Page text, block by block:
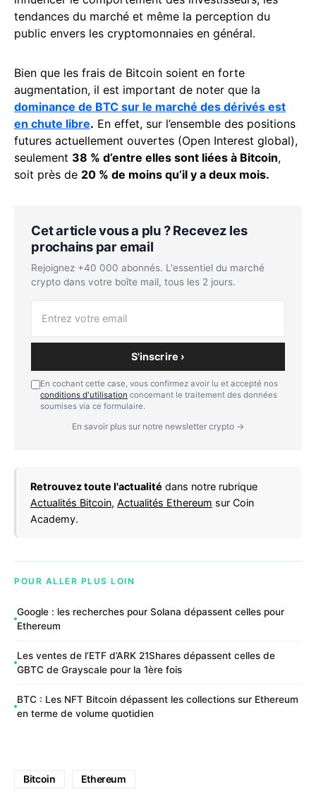
tendances du marché et même la perception du
public envers les cryptomonnaies en général.
Bien que les frais de Bitcoin soient en forte
augmentation, il est important de noter que la
dominance de BTC sur le marché des dérivés est
en chute libre. En effet, sur l’ensemble des positions
futures actuellement ouvertes (Open Interest global),
seulement 38 % d’entre elles sont liées à Bitcoin,
soit près de 20 % de moins qu’il y a deux mois.
Cet article vous a plu ? Recevez les
prochains par email
Rejoignez +40 000 abonnés. L'essentiel du marché
crypto dans votre boîte mail, tous les 2 jours.
S'inscrire ›
En cochant cette case, vous confirmez avoir lu et accepté nos
conditions d'utilisation concernant le traitement des données
soumises via ce formulaire.
En savoir plus sur notre newsletter crypto →
Retrouvez toute l'actualité dans notre rubrique
Actualités Bitcoin, Actualités Ethereum sur Coin
Academy.
POUR ALLER PLUS LOIN
Google : les recherches pour Solana dépassent celles pour
Ethereum
Les ventes de l’ETF d’ARK 21Shares dépassent celles de
GBTC de Grayscale pour la 1ère fois
BTC : Les NFT Bitcoin dépassent les collections sur Ethereum
en terme de volume quotidien
Bitcoin Ethereum